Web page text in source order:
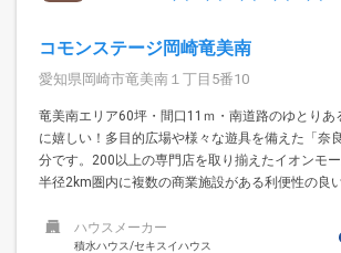
コモンステージ岡崎竜美南
愛知県岡崎市竜美南１丁目5番10
竜美南エリア60坪・間口11ｍ・南道路のゆとりあ
に嬉しい！多目的広場や様々な遊具を備えた「奈
分です。200以上の専門店を取り揃えたイオンモー
半径2km圏内に複数の商業施設がある利便性の良
ハウスメーカー
積水ハウス/セキスイハウス